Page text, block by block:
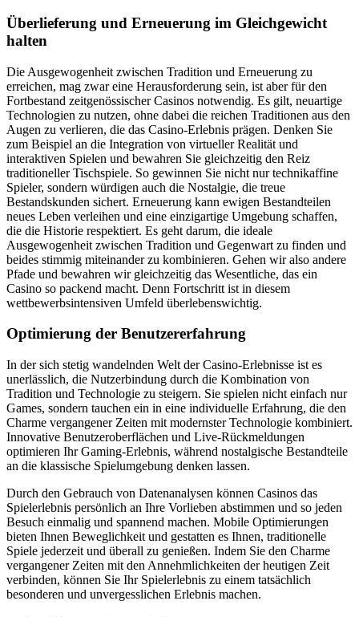
Überlieferung und Erneuerung im Gleichgewicht
halten
Die Ausgewogenheit zwischen Tradition und Erneuerung zu
erreichen, mag zwar eine Herausforderung sein, ist aber für den
Fortbestand zeitgenössischer Casinos notwendig. Es gilt, neuartige
Technologien zu nutzen, ohne dabei die reichen Traditionen aus den
Augen zu verlieren, die das Casino-Erlebnis prägen. Denken Sie
zum Beispiel an die Integration von virtueller Realität und
interaktiven Spielen und bewahren Sie gleichzeitig den Reiz
traditioneller Tischspiele. So gewinnen Sie nicht nur technikaffine
Spieler, sondern würdigen auch die Nostalgie, die treue
Bestandskunden sichert. Erneuerung kann ewigen Bestandteilen
neues Leben verleihen und eine einzigartige Umgebung schaffen,
die die Historie respektiert. Es geht darum, die ideale
Ausgewogenheit zwischen Tradition und Gegenwart zu finden und
beides stimmig miteinander zu kombinieren. Gehen wir also andere
Pfade und bewahren wir gleichzeitig das Wesentliche, das ein
Casino so packend macht. Denn Fortschritt ist in diesem
wettbewerbsintensiven Umfeld überlebenswichtig.
Optimierung der Benutzererfahrung
In der sich stetig wandelnden Welt der Casino-Erlebnisse ist es
unerlässlich, die Nutzerbindung durch die Kombination von
Tradition und Technologie zu steigern. Sie spielen nicht einfach nur
Games, sondern tauchen ein in eine individuelle Erfahrung, die den
Charme vergangener Zeiten mit modernster Technologie kombiniert.
Innovative Benutzeroberflächen und Live-Rückmeldungen
optimieren Ihr Gaming-Erlebnis, während nostalgische Bestandteile
an die klassische Spielumgebung denken lassen.
Durch den Gebrauch von Datenanalysen können Casinos das
Spielerlebnis persönlich an Ihre Vorlieben abstimmen und so jeden
Besuch einmalig und spannend machen. Mobile Optimierungen
bieten Ihnen Beweglichkeit und gestatten es Ihnen, traditionelle
Spiele jederzeit und überall zu genießen. Indem Sie den Charme
vergangener Zeiten mit den Annehmlichkeiten der heutigen Zeit
verbinden, können Sie Ihr Spielerlebnis zu einem tatsächlich
besonderen und unvergesslichen Erlebnis machen.